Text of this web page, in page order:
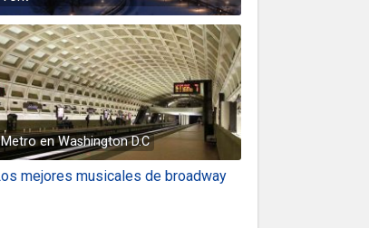
Metro en Washington D.C